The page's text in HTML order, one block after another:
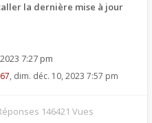
la dernière mise à jour
7:27 pm
, dim. déc. 10, 2023 7:57 pm
146421 Vues